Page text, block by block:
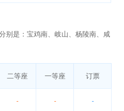
别是：宝鸡南、岐山、杨陵南、咸
二等座 一等座 订票
- - -